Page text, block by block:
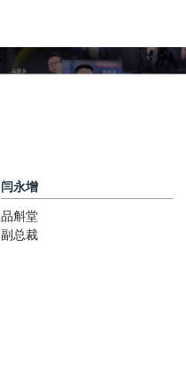
闫永增
品斛堂
副总裁